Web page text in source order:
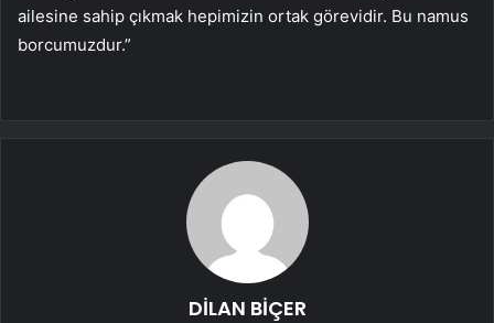
ailesine sahip çıkmak hepimizin ortak görevidir. Bu namus
borcumuzdur.”
DİLAN BİÇER